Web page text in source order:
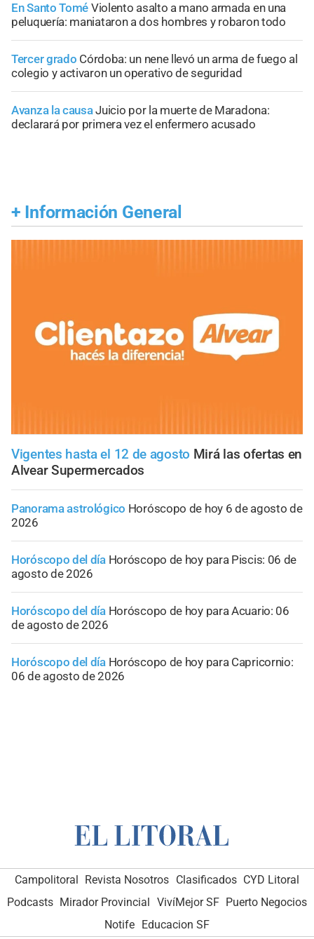
En Santo Tomé Violento asalto a mano armada en una
peluquería: maniataron a dos hombres y robaron todo
Tercer grado Córdoba: un nene llevó un arma de fuego al
colegio y activaron un operativo de seguridad
Avanza la causaJuicio por la muerte de Maradona:
declarará por primera vez el enfermero acusado
+ Información General
Vigentes hasta el 12 de agosto Mirá las ofertas en
Alvear Supermercados
Panorama astrológico Horóscopo de hoy 6 de agosto de
2026
Horóscopo del día Horóscopo de hoy para Piscis: 06 de
agosto de 2026
Horóscopo del día Horóscopo de hoy para Acuario: 06
de agosto de 2026
Horóscopo del día Horóscopo de hoy para Capricornio:
06 de agosto de 2026
Campolitoral Revista Nosotros Clasificados CYD Litoral
Podcasts Mirador Provincial VivíMejor SF Puerto Negocios
Notife Educacion SF